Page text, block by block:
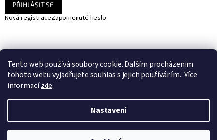
Tento web používá soubory cookie. Dalším procházením
tohoto webu vyjadřujete souhlas s jejich používáním.. Více
informacízde.
Nastavení
PŘIHLÁSIT SE
Nová registraceZapomenuté heslo
SOLARCZ.cz - Vše pro solární energie a fotovoltaiku
Vytvořil Shoptet